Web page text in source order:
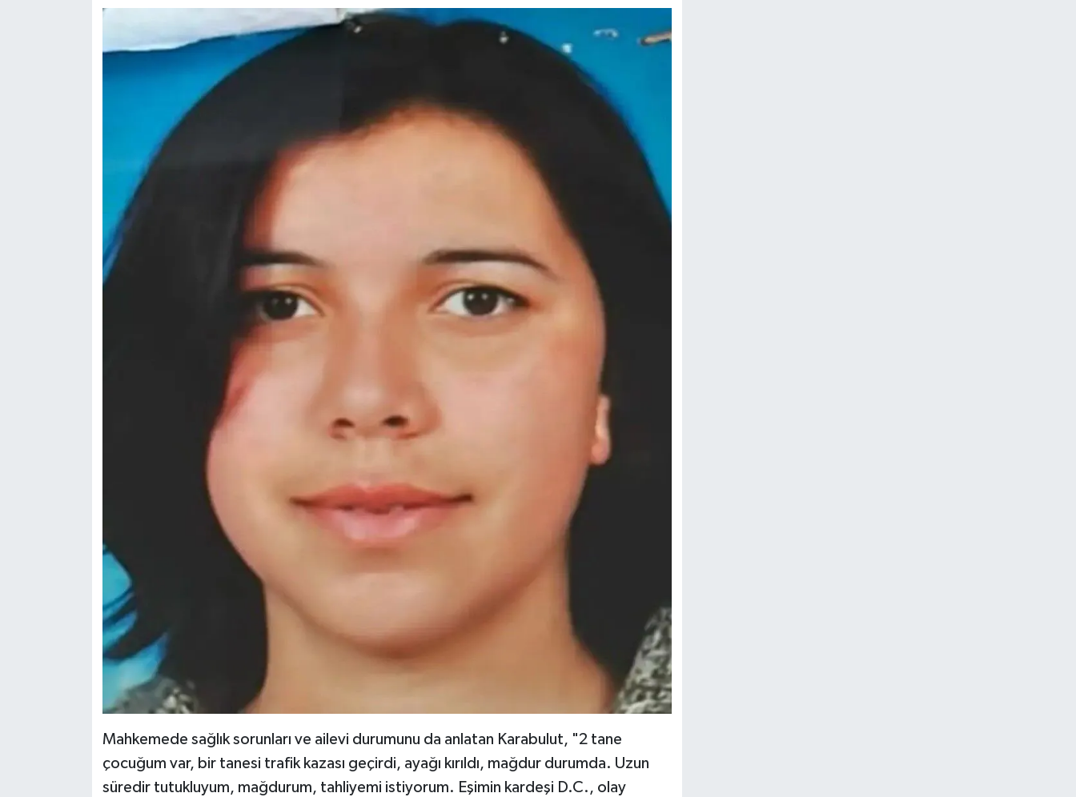
Mahkemede sağlık sorunları ve ailevi durumunu da anlatan Karabulut, "2 tane
çocuğum var, bir tanesi trafik kazası geçirdi, ayağı kırıldı, mağdur durumda. Uzun
süredir tutukluyum, mağdurum, tahliyemi istiyorum. Eşimin kardeşi D.C., olay